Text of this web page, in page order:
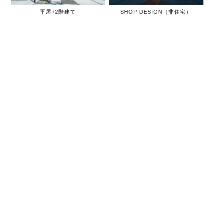
平屋+2階建て SHOP DESIGN（非住宅）